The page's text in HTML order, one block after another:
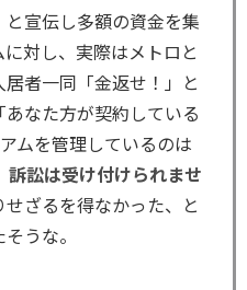
宣伝し多額の資金を集
対し、実際はメトロと
者一同「金返せ！」と
なた方が契約している
ムを管理しているのは
訴訟は受け付けられませ
ざるを得なかった、と
うな。